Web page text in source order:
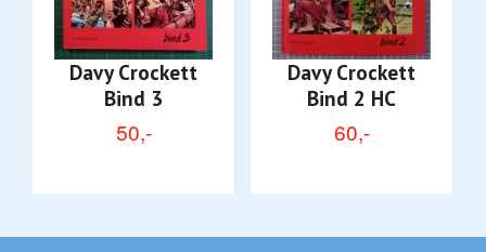
Davy Crockett
Bind 3
50,-
Davy Crockett
Bind 2 HC
60,-